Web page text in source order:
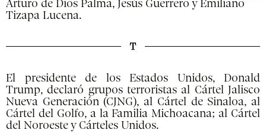
Arturo de Dios Palma, Jesús Guerrero y Emiliano
Tizapa Lucena.
El presidente de los Estados Unidos, Donald
Trump, declaró grupos terroristas al Cártel Jalisco
Nueva Generación (CJNG), al Cártel de Sinaloa, al
Cártel del Golfo, a la Familia Michoacana; al Cártel
del Noroeste y Cárteles Unidos.